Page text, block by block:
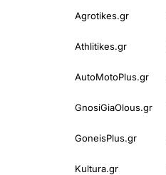
Agrotikes.gr
Athlitikes.gr
AutoMotoPlus.gr
GnosiGiaOlous.gr
GoneisPlus.gr
Kultura.gr